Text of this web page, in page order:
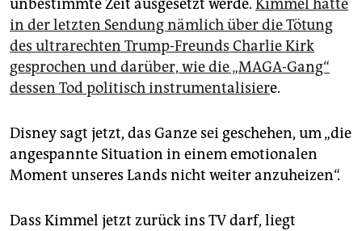
unbestimmte Zeit ausgesetzt werde. Kimmel hatte
in der letzten Sendung nämlich über die Tötung
des ultrarechten Trump-Freunds Charlie Kirk
gesprochen und darüber, wie die „MAGA-Gang“
dessen Tod politisch instrumentalisiere.
Disney sagt jetzt, das Ganze sei geschehen, um „die
angespannte Situation in einem emotionalen
Moment unseres Lands nicht weiter anzuheizen“.
Dass Kimmel jetzt zurück ins TV darf, liegt